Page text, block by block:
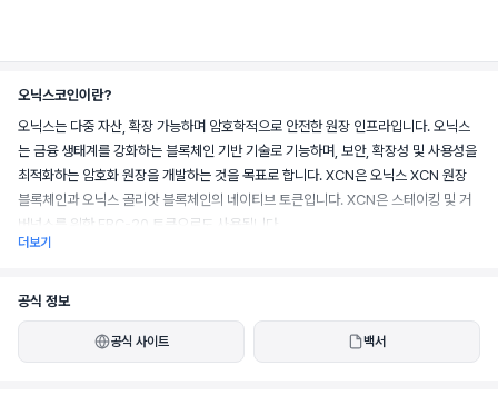
오닉스코인이란?
오닉스는 다중 자산, 확장 가능하며 암호학적으로 안전한 원장 인프라입니다. 오닉스
는 금융 생태계를 강화하는 블록체인 기반 기술로 기능하며, 보안, 확장성 및 사용성을
최적화하는 암호화 원장을 개발하는 것을 목표로 합니다. XCN은 오닉스 XCN 원장
블록체인과 오닉스 골리앗 블록체인의 네이티브 토큰입니다. XCN은 스테이킹 및 거
버넌스를 위한 ERC-20 토큰으로도 사용됩니다.
더보기
공식 정보
공식 사이트 백서